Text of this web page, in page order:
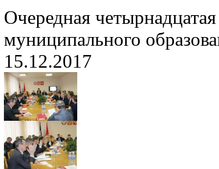
Очередная
муниципального
15.12.2017